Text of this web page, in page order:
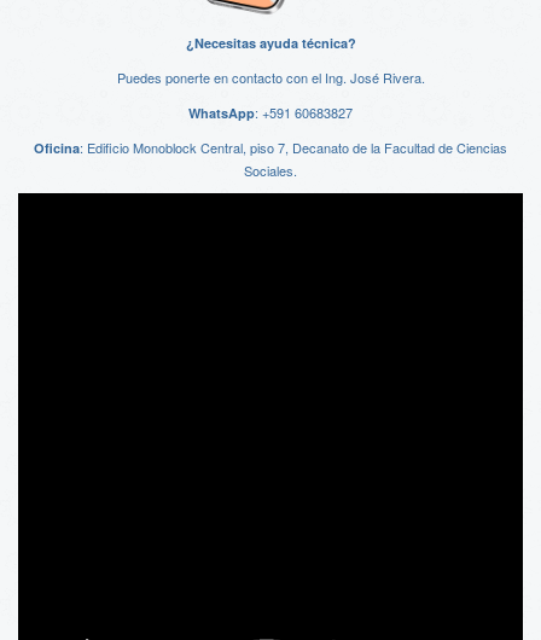
¿Necesitas ayuda técnica?
Puedes ponerte en contacto con el Ing. José Rivera.
WhatsApp: +591 60683827
Oficina: Edificio Monoblock Central, piso 7, Decanato de la Facultad de Ciencias
Sociales.